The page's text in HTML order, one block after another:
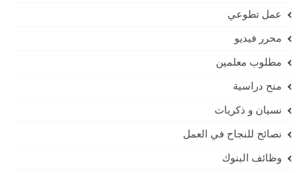
عمل تطوعي
محرر فيديو
مطلوب معلمين
منح دراسية
نسيان و ذكريات
نصائح للنجاح في العمل
وظائف البنوك